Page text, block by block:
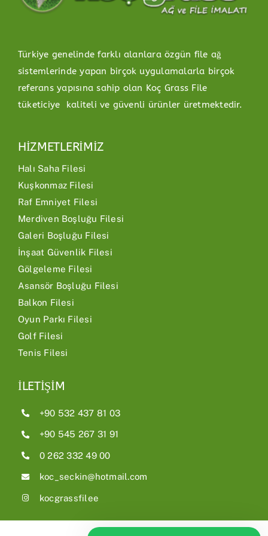
Türkiye genelinde farklı alanlara özgün file ağ
sistemlerinde yapan birçok uygulamalarla birçok
referans yapısına sahip olan Koç Grass File
tüketiciye kaliteli ve güvenli ürünler üretmektedir.
HİZMETLERİMİZ
Halı Saha Filesi
Kuşkonmaz Filesi
Raf Emniyet Filesi
Merdiven Boşluğu Filesi
Galeri Boşluğu Filesi
İnşaat Güvenlik Filesi
Gölgeleme Filesi
Asansör Boşluğu Filesi
Balkon Filesi
Oyun Parkı Filesi
Golf Filesi
Tenis Filesi
İLETİŞİM
+90 532 437 81 03
+90 545 267 31 91
0 262 332 49 00
koc_seckin@hotmail.com
kocgrassfilee